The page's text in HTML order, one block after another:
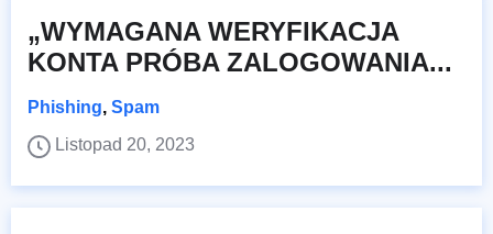
„WYMAGANA WERYFIKACJA
KONTA PRÓBA ZALOGOWANIA...
Phishing, Spam
Listopad 20, 2023